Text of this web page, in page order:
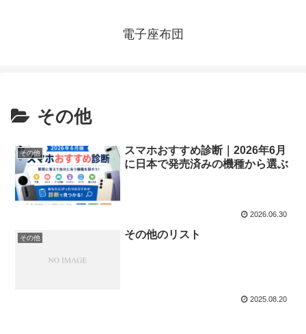
電子座布団
その他
その他
スマホおすすめ診断｜2026年6月
に日本で発売済みの機種から選ぶ
2026.06.30
その他 その他のリスト
2025.08.20